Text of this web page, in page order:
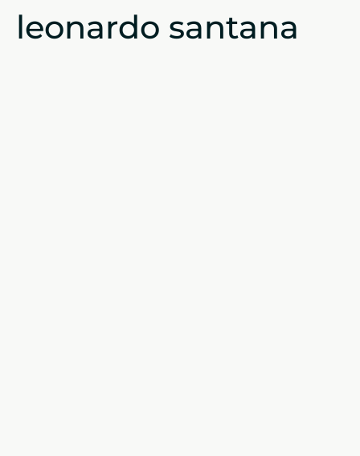
leonardo santana